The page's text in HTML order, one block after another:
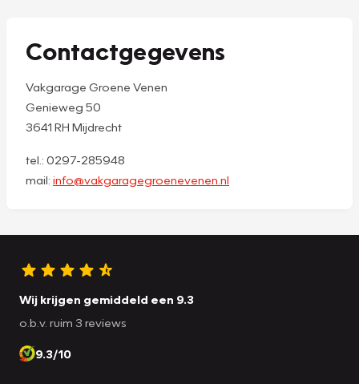
Contactgegevens
Vakgarage Groene Venen
Genieweg 50
3641 RH Mijdrecht
tel.: 0297-285948
mail: info@vakgaragegroenevenen.nl
Wij krijgen gemiddeld een 9.3
o.b.v. ruim 3 reviews
9.3/10